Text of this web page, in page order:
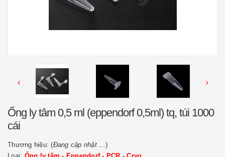
Ống ly tâm 0,5 ml (eppendorf 0,5ml) tq, túi 1000
cái
Thương hiệu: (Đang cập nhật ...)